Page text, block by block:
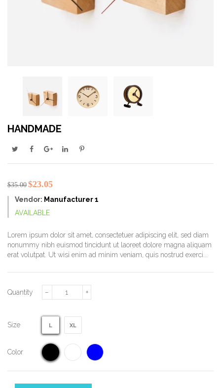
HANDMADE
$35.00 $23.05
Vendor: Manufacturer 1
AVAILABLE
Lorem ipsum dolor sit amet, consectetuer adipiscing elit, sed diam
nonummy nibh euismod tincidunt ut laoreet dolore magna aliquam
erat volutpat. Ut wisi enim ad minim veniam, quis nostrud exerci...
Quantity − +
Size L XL
Color